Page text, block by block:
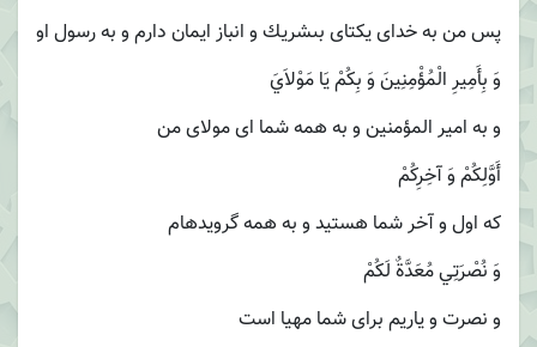
پس من به خداى يكتاى بى‏شريك و انباز ايمان دارم و به رسول او
وَ بِأَمِيرِ الْمُؤْمِنِينَ وَ بِكُمْ يَا مَوْلاَيَ
و به امير المؤمنين و به همه شما اى مولاى من
أَوَّلِكُمْ وَ آخِرِكُمْ
كه اول و آخر شما هستيد و به همه گرويده‏ام
وَ نُصْرَتِي مُعَدَّةٌ لَكُمْ
و نصرت و ياريم براى شما مهيا است